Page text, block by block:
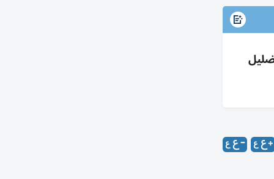
للهجرة ومقتل 100 وسط تضليل